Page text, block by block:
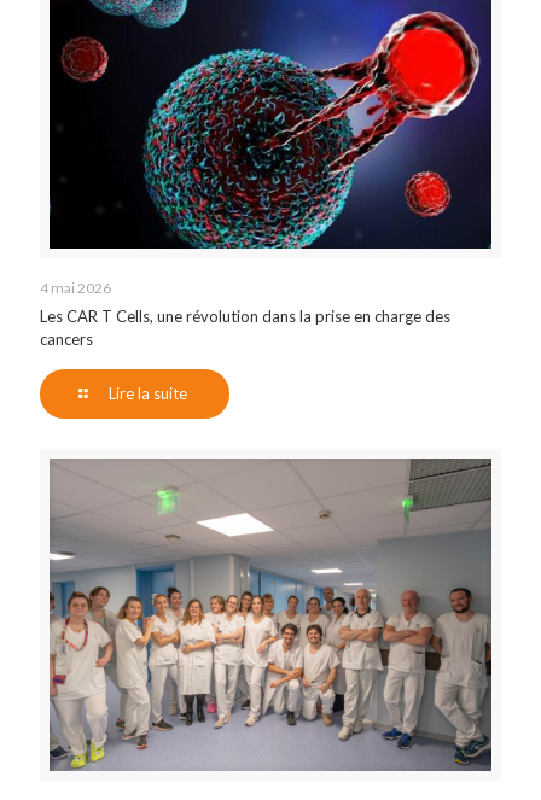
4 mai 2026
Les CAR T Cells, une révolution dans la prise en charge des
cancers
Lire la suite